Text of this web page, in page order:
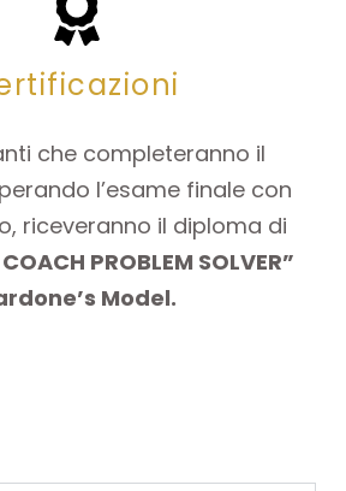
che completeranno il
l’esame finale con
riceveranno il diploma di
PROBLEM SOLVER”
Model.